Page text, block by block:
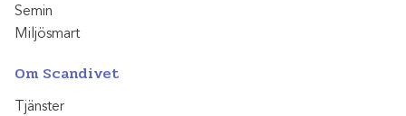
Semin
Miljösmart
Om Scandivet
Tjänster